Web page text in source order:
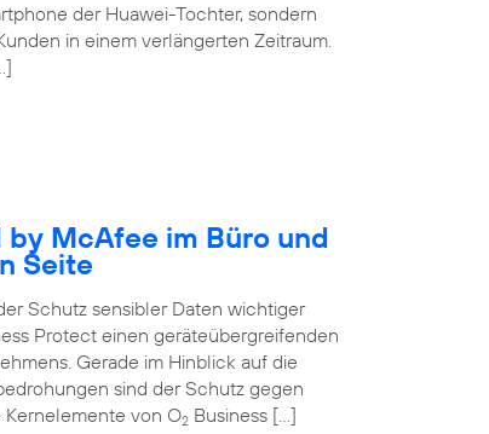
der Huawei-Tochter, sondern
in einem verlängerten Zeitraum.
McAfee im Büro und
Seite
Schutz sensibler Daten wichtiger
Protect einen geräteübergreifenden
Gerade im Hinblick auf die
sind der Schutz gegen
von O2 Business […]